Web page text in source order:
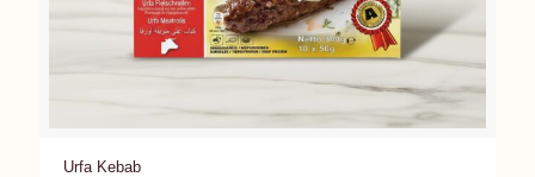
Urfa Kebab